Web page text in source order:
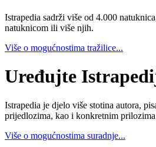
Istrapedia sadrži više od 4.000
natuknicom ili više njih.
Više o mogućnostima tražilice...
Uređujte
Istrapedia je djelo više stotina autora,
prijedlozima, kao i konkretnim
Više o mogućnostima suradnje...